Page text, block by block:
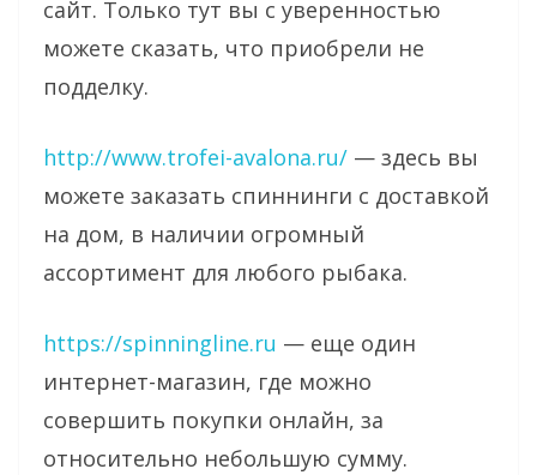
сайт. Только тут вы с уверенностью
можете сказать, что приобрели не
подделку.
http://www.trofei-avalona.ru/ — здесь вы
можете заказать спиннинги с доставкой
на дом, в наличии огромный
ассортимент для любого рыбака.
https://spinningline.ru — еще один
интернет-магазин, где можно
совершить покупки онлайн, за
относительно небольшую сумму.